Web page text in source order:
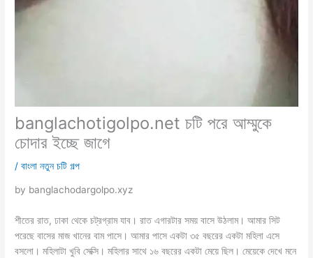
banglachotigolpo.net চটি পরে আম্মুকে
চোদার ইচ্ছে জাগে
/বাংলা নতুন চটি গল্প
by banglachodargolpo.xyz
শীতের রাত, ঢাকা থেকে চট্রগ্রাম যাব। রাত এগারটার সময় বাসে উঠলাম। আমার সিট
পরেছে বাসের মাজ খানের বাম পাসে। আমার পাসে একটা ৩৫ বছরের একটা মহিলা এসে
বসলো। মহিলাটা খুবি সেক্সি। মহিলার সাথে ১৬ বছরের একটা মেয়ে ছিল। মেয়েকে দেখে মনে